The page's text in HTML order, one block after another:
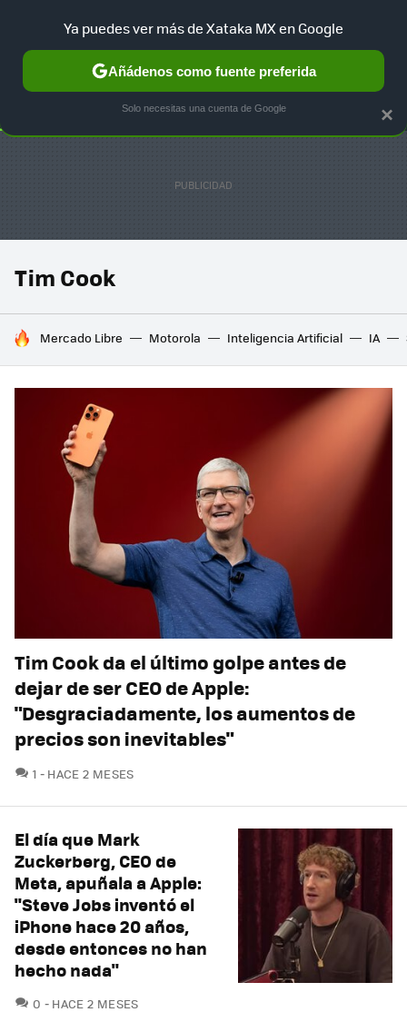
SELECCIÓN GAMING HOME AUTO TERRITORIO
Tim Cook
HOY SE HABLA DE
Mercado Libre Motorola Inteligencia Artificial IA
Tim Cook da el último golpe antes de
dejar de ser CEO de Apple:
"Desgraciadamente, los aumentos de
precios son inevitables"
1 COMENTARIOS
HACE 2 MESES
El día que Mark
Zuckerberg, CEO de
Meta, apuñala a Apple:
"Steve Jobs inventó el
iPhone hace 20 años,
desde entonces no han
hecho nada"
0 COMENTARIOS
HACE 2 MESES
×
Ya puedes ver más de Xataka MX en Google
Añádenos como fuente preferida
Solo necesitas una cuenta de Google